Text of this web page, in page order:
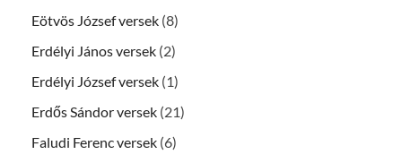
Eötvös József versek (8)
Erdélyi János versek (2)
Erdélyi József versek (1)
Erdős Sándor versek (21)
Faludi Ferenc versek (6)